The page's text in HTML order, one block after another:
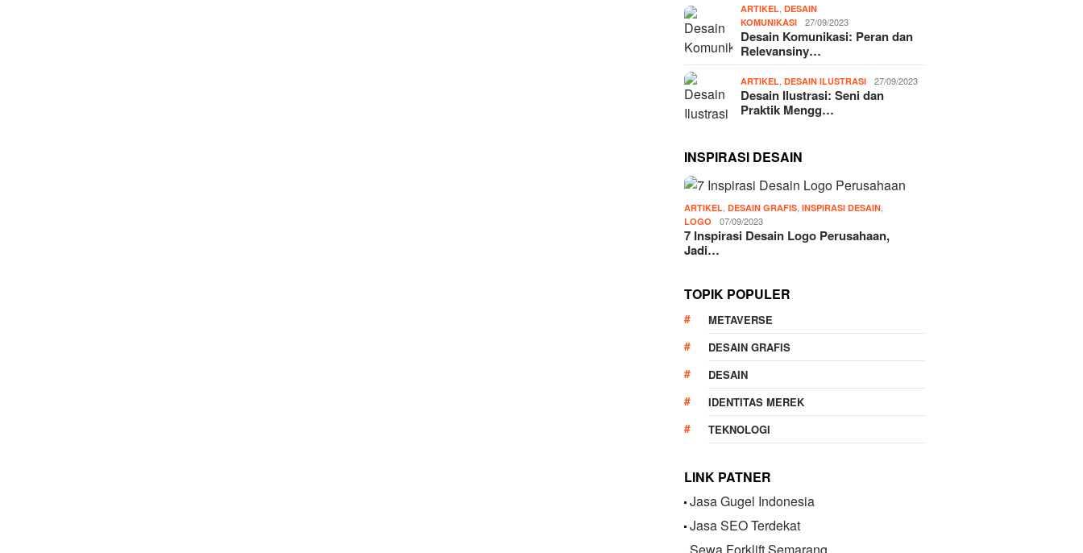
ARTIKEL ,DESAIN
KOMUNIKASI
27/09/2023
Desain Komunikasi: Peran dan
Relevansiny…
ARTIKEL ,DESAIN ILUSTRASI 27/09/2023
Desain Ilustrasi: Seni dan
Praktik Mengg…
INSPIRASI DESAIN
ARTIKEL ,DESAIN GRAFIS ,INSPIRASI DESAIN
LOGO 07/09/2023
7 Inspirasi Desain Logo Perusahaan,
Jadi…
TOPIK POPULER
METAVERSE
DESAIN GRAFIS
DESAIN
IDENTITAS MEREK
TEKNOLOGI
LINK PATNER
Jasa Gugel Indonesia
Jasa SEO Terdekat